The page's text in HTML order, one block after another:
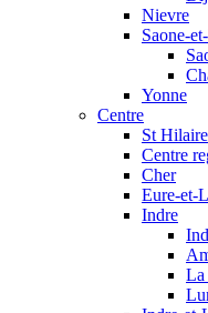
Nievre
Saone-
Yonne
Centre
St Hilaire
Centre
Cher
Eure-et-
Indre
La